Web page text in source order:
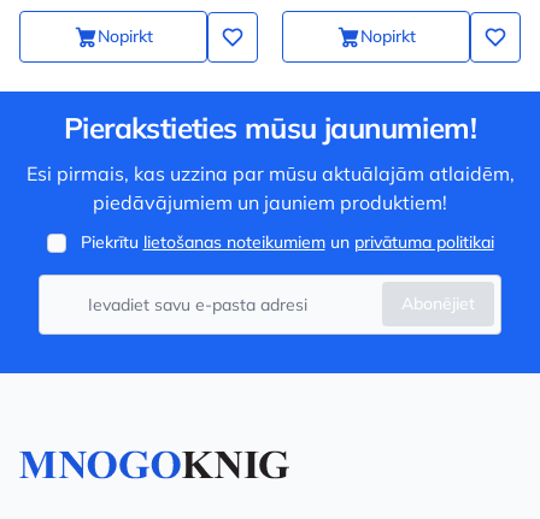
Nopirkt Nopirkt
Pierakstieties mūsu jaunumiem!
Esi pirmais, kas uzzina par mūsu aktuālajām atlaidēm,
piedāvājumiem un jauniem produktiem!
Piekrītu lietošanas noteikumiemun privātuma politikai
Abonējiet